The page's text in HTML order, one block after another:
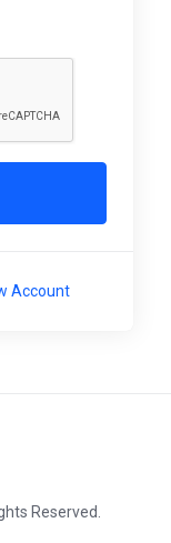
Account
Reserved.